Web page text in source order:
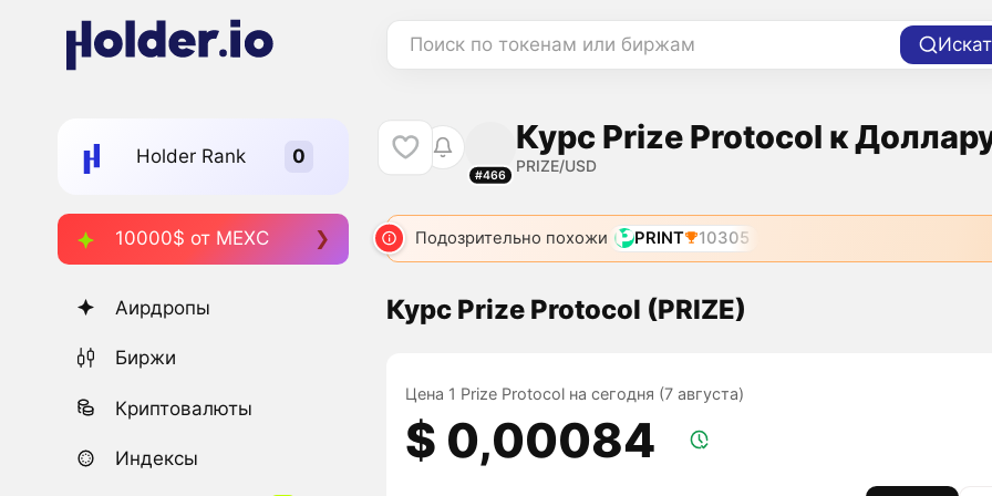
Поиск по токенам или биржам
Holder Rank
10000$ от MEXC
Аирдропы
Биржи
Криптовалюты
Индексы
#466
Курс Prize Protocol к
PRIZE/USD
Подозрительно похожи PRINT 10305
Курс Prize Protocol (PRIZE)
Цена 1 Prize Protocol на сегодня (7 августа)
$ 0,00084